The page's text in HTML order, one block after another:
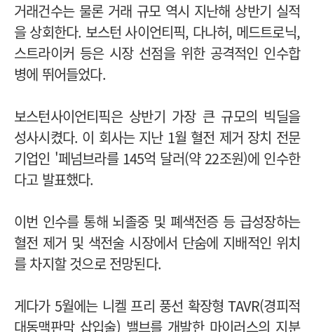
거래건수는 물론 거래 규모 역시 지난해 상반기 실적
을 상회한다. 보스턴 사이언티픽, 다나허, 메드트로닉,
스트라이커 등은 시장 선점을 위한 공격적인 인수합
병에 뛰어들었다.
보스턴사이언티픽은 상반기 가장 큰 규모의 빅딜을
성사시켰다. 이 회사는 지난 1월 혈전 제거 장치 전문
기업인 '페넘브라를 145억 달러(약 22조원)에 인수한
다고 발표했다.
이번 인수를 통해 뇌졸중 및 폐색전증 등 급성장하는
혈전 제거 및 색전술 시장에서 단숨에 지배적인 위치
를 차지할 것으로 전망된다.
게다가 5월에는 니켈 프리 풍선 확장형 TAVR(경피적
대동맥판막 삽입술) 밸브를 개발한마이러스의 지분